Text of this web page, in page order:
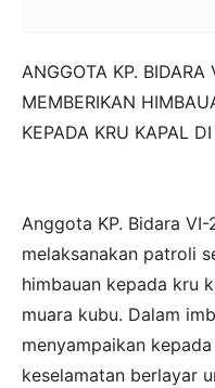
ANGGOTA KP.
MEMBERIKAN
KEPADA KRU KAPAL
‎Anggota KP. Bidara
melaksanakan patroli
himbauan kepada kru
muara kubu. Dalam
menyampaikan
keselamatan berlayar